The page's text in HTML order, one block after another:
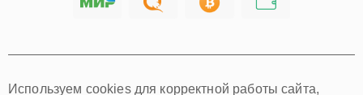
Хабаровск
Иркутск
Используем cookies для корректной работы сайта,